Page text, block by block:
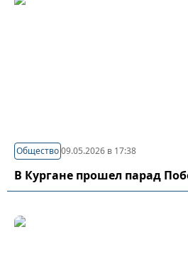
Общество09.05.2026 в 17:38
В Кургане прошел парад